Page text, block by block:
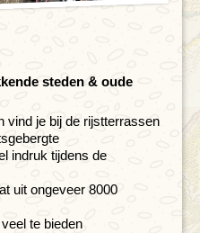
steden & oude
vind je bij de rijstterrassen
indruk tijdens de
uit ongeveer 8000
te bieden